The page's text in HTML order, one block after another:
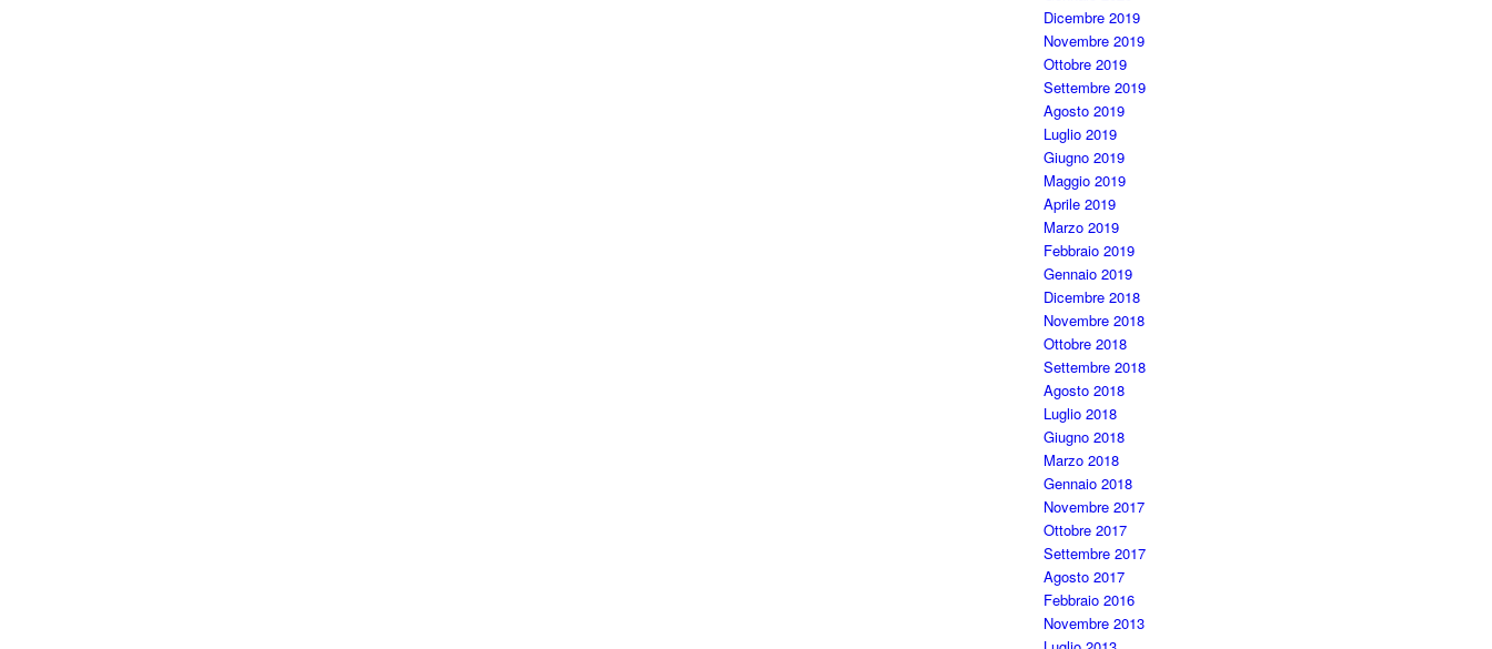
Dicembre 2019
Novembre 2019
Ottobre 2019
Settembre 2019
Agosto 2019
Luglio 2019
Giugno 2019
Maggio 2019
Aprile 2019
Marzo 2019
Febbraio 2019
Gennaio 2019
Dicembre 2018
Novembre 2018
Ottobre 2018
Settembre 2018
Agosto 2018
Luglio 2018
Giugno 2018
Marzo 2018
Gennaio 2018
Novembre 2017
Ottobre 2017
Settembre 2017
Agosto 2017
Febbraio 2016
Novembre 2013